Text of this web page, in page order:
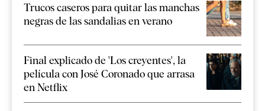
Trucos caseros para quitar las manchas
negras de las sandalias en verano
Final explicado de 'Los creyentes', la
película con José Coronado que arrasa
en Netflix